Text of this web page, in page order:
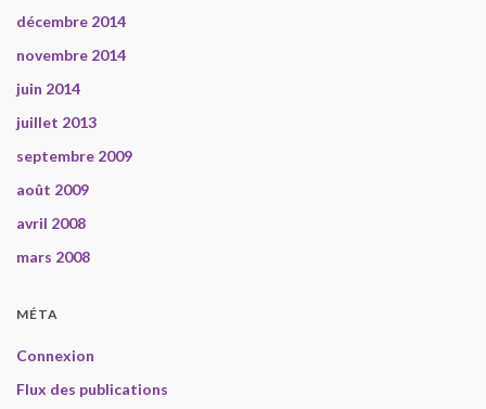
décembre 2014
novembre 2014
juin 2014
juillet 2013
septembre 2009
août 2009
avril 2008
mars 2008
MÉTA
Connexion
Flux des publications